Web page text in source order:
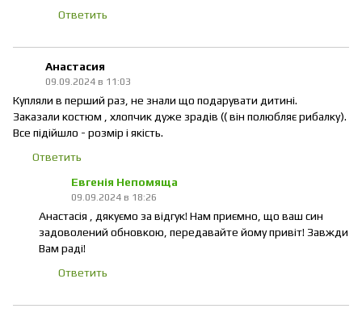
Ответить
Анастасия
09.09.2024 в 11:03
Купляли в перший раз, не знали що подарувати дитині.
Заказали костюм , хлопчик дуже зрадів (( він полюбляє рибалку).
Все підійшло - розмір і якість.
Ответить
Евгенія Непомяща
09.09.2024 в 18:26
Анастасія , дякуємо за відгук! Нам приємно, що ваш син
задоволений обновкою, передавайте йому привіт! Завжди
Вам раді!
Ответить